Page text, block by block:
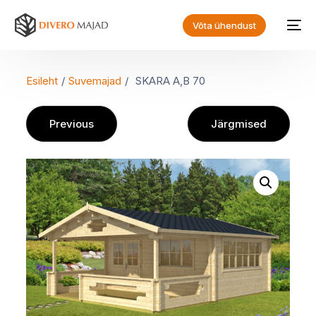
Võta ühendust
Esileht / Suvemajad / SKARA A,B 70
Previous Järgmised
EN ET